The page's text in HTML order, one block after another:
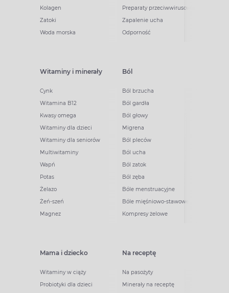
Kolagen
Zatoki
Woda morska
Preparaty przeciwwirusowe
Zapalenie ucha
Odporność
Witaminy i minerały
Cynk
Witamina B12
Kwasy omega
Witaminy dla dzieci
Witaminy dla seniorów
Multiwitaminy
Wapń
Potas
Żelazo
Żeń-szeń
Magnez
Ból
Ból brzucha
Ból gardła
Ból głowy
Migrena
Ból pleców
Ból ucha
Ból zatok
Ból zęba
Bóle menstruacyjne
Bóle mięśniowo-stawowe
Kompresy żelowe
Mama i dziecko
Witaminy w ciąży
Probiotyki dla dzieci
Na receptę
Na pasożyty
Minerały na receptę